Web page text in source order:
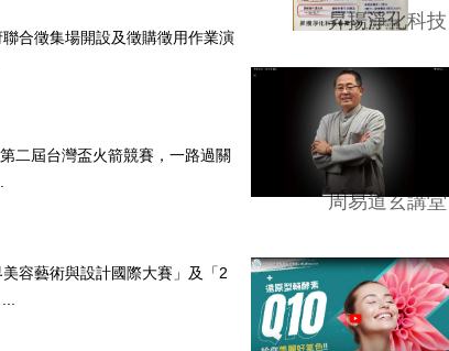
合徵集場開設及徵購徵用作業演
二屆台灣盃火箭競賽，一路過關
容藝術與設計國際大賽」及「2
昇揚淨化科技
周易道玄講堂